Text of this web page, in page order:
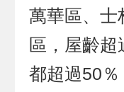
萬華區、士
區，屋齡
都超過50